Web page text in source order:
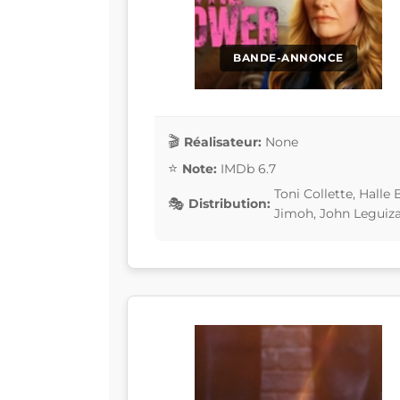
BANDE-ANNONCE
Réalisateur: None
Note: IMDb 6.7
Distribution:
Toni Collette, Halle
Jimoh, John